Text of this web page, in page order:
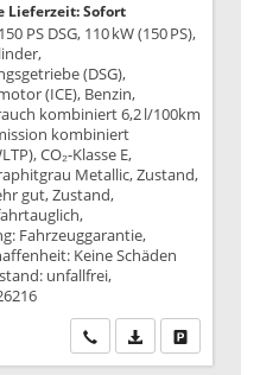
Lieferzeit: Sofort
PS DSG, 110 kW (150 PS),
(DSG),
(ICE), Benzin,
kombiniert 6,2 l/100km
kombiniert
CO₂-Klasse E,
Metallic, Zustand,
gut, Zustand,
Fahrzeuggarantie,
Keine Schäden
unfallfrei,
Wir rufen Sie an
PDF-Datei,Drucken,